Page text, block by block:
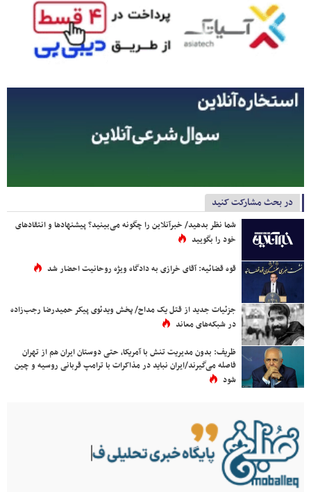
در بحث مشارکت کنید
شما نظر بدهید/ خبرآنلاین را چگونه می‌بینید؟ پیشنهادها و انتقادهای
خود را بگویید
قوه قضائیه: آقای خرازی به دادگاه ویژه روحانیت احضار شد
جزئیات جدید از قتل یک مداح/ پخش ویدئوی پیکر حمیدرضا رجب‌زاده
در شبکه‌های معاند
ظریف: بدون مدیریت تنش با آمریکا، حتی دوستان ایران هم از تهران
فاصله می‌گیرند/ایران نباید در مذاکرات با ترامپ قربانی روسیه و چین
شود